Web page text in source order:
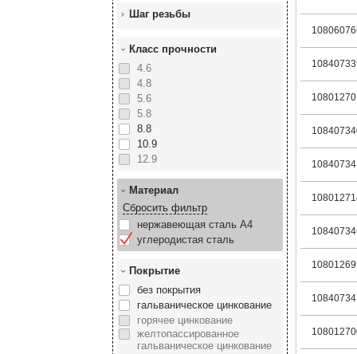
Шаг резьбы
Класс прочности
4.6
4.8
5.6
5.8
8.8
10.9
12.9
Материал
Сбросить фильтр
нержавеющая сталь А4
углеродистая сталь
Покрытие
без покрытия
гальваническое цинкование
горячее цинкование
желтопассированное
гальваническое цинкование